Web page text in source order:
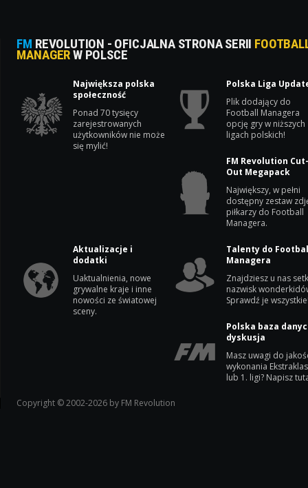
FM REVOLUTION - OFICJALNA STRONA SERII
MANAGERW POLSCE
Największa polska
społeczność
Ponad 70 tysięcy
zarejestrowanych
użytkowników nie może
się mylić!
Polska Liga
Plik dodający do
Football Managera
opcję gry w niższych
ligach polskich!
FM Revolution
Out Megapack
Największy, w pełni
dostępny zestaw
piłkarzy do Football
Managera.
Aktualizacje i
dodatki
Uaktualnienia, nowe
grywalne kraje i inne
nowości ze światowej
sceny.
Talenty do
Managera
Znajdziesz u nas
nazwisk
Sprawdź je
Polska baza
dyskusja
Masz uwagi do
wykonania
lub 1. ligi? Napisz
Copyright © 2002-2026 by FM Revolution